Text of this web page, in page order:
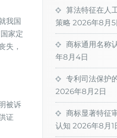
我国
家定
失，
被诉
证
算法特征在人
策略 2026年8月5
商标通用名称
年8月4日
专利司法保护
2026年8月2日
商标显著特征
认知 2026年8月1